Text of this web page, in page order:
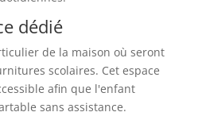
dédié
de la maison où seront
scolaires. Cet espace
afin que l'enfant
sans assistance.